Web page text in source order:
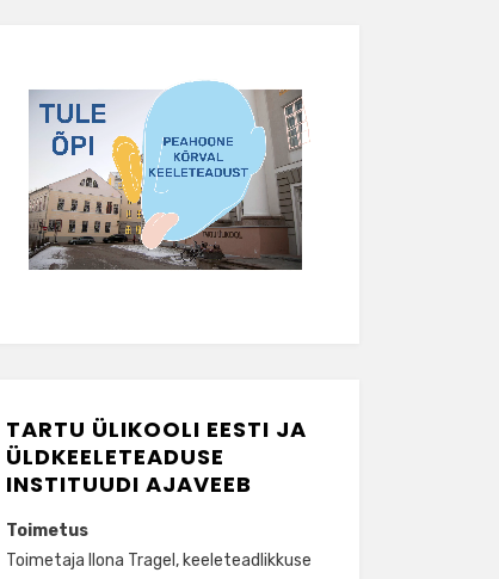
TARTU ÜLIKOOLI EESTI JA
ÜLDKEELETEADUSE
INSTITUUDI AJAVEEB
Toimetus
Toimetaja Ilona Tragel, keeleteadlikkuse